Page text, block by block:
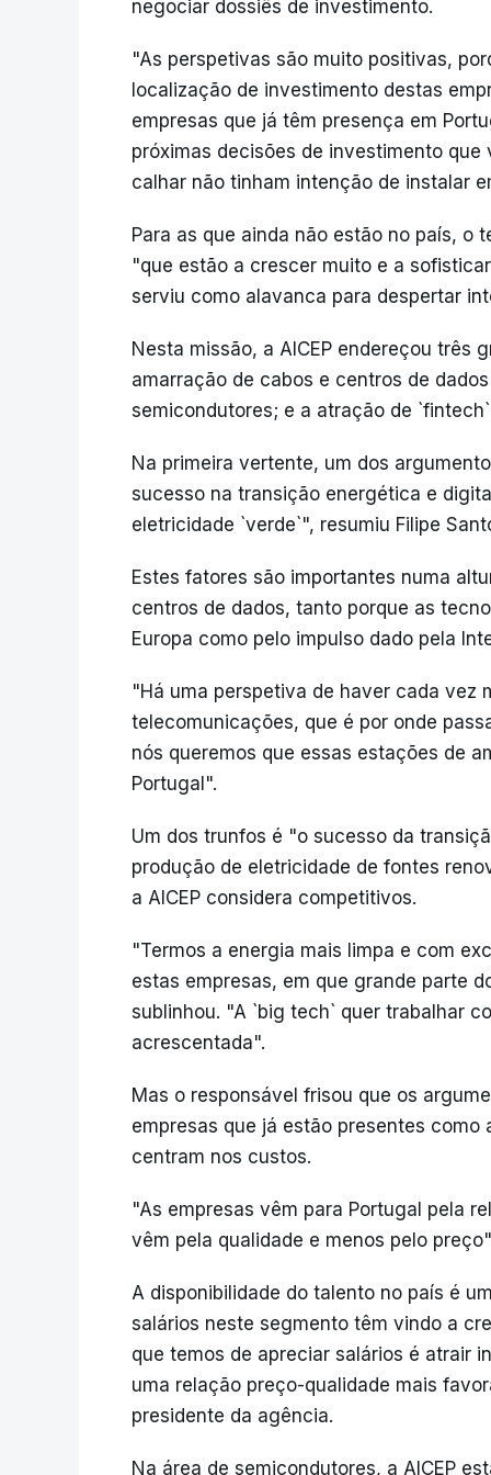
negociar dossiês de investimento.
"As perspetivas são muito positivas,
localização de investimento destas
empresas que já têm presença em
próximas decisões de investimento
calhar não tinham intenção de instalar
Para as que ainda não estão no país, o
"que estão a crescer muito e a
serviu como alavanca para despertar
Nesta missão, a AICEP endereçou três
amarração de cabos e centros de
semicondutores; e a atração de
Na primeira vertente, um dos
sucesso na transição energética e
eletricidade `verde`", resumiu Filipe
Estes fatores são importantes numa
centros de dados, tanto porque as
Europa como pelo impulso dado pela
"Há uma perspetiva de haver cada vez
telecomunicações, que é por onde
nós queremos que essas estações de
Portugal".
Um dos trunfos é "o sucesso da
produção de eletricidade de fontes
a AICEP considera competitivos.
"Termos a energia mais limpa e com
estas empresas, em que grande parte
sublinhou. "A `big tech` quer trabalhar
acrescentada".
Mas o responsável frisou que os
empresas que já estão presentes
centram nos custos.
"As empresas vêm para Portugal pela
vêm pela qualidade e menos pelo
A disponibilidade do talento no país é
salários neste segmento têm vindo a
que temos de apreciar salários é atrair
uma relação preço-qualidade mais
presidente da agência.
Na área de semicondutores, a AICEP